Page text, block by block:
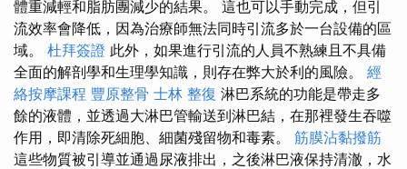
體重減輕和脂肪團減少的結果。 這也可以手動完成，但引
流效率會降低，因為治療師無法同時引流多於一台設備的區
域。 杜拜簽證 此外，如果進行引流的人員不熟練且不具備
全面的解剖學和生理學知識，則存在弊大於利的風險。 經
絡按摩課程 豐原整骨 士林 整復 淋巴系統的功能是帶走多
餘的液體，並透過大淋巴管輸送到淋巴結，在那裡發生吞噬
作用，即清除死細胞、細菌殘留物和毒素。 筋膜沾黏撥筋
這些物質被引導並通過尿液排出，之後淋巴液保持清澈，水